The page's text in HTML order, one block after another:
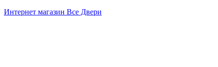
Интернет магазин Все Двери